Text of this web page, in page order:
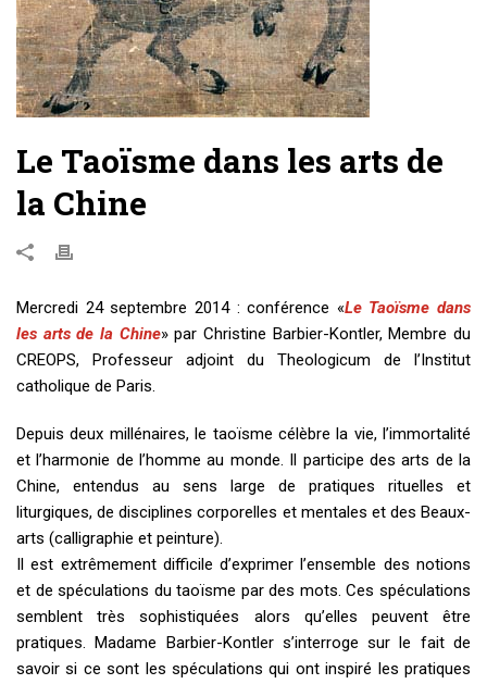
Le Taoïsme dans les arts de
la Chine
Mercredi 24 septembre 2014 : conférence «Le Taoïsme dans
les arts de la Chine» par Christine Barbier-Kontler, Membre du
CREOPS, Professeur adjoint du Theologicum de l’Institut
catholique de Paris.
Depuis deux millénaires, le taoïsme célèbre la vie, l’immortalité
et l’harmonie de l’homme au monde. Il participe des arts de la
Chine, entendus au sens large de pratiques rituelles et
liturgiques, de disciplines corporelles et mentales et des Beaux-
arts (calligraphie et peinture).
Il est extrêmement difficile d’exprimer l’ensemble des notions
et de spéculations du taoïsme par des mots. Ces spéculations
semblent très sophistiquées alors qu’elles peuvent être
pratiques. Madame Barbier-Kontler s’interroge sur le fait de
savoir si ce sont les spéculations qui ont inspiré les pratiques